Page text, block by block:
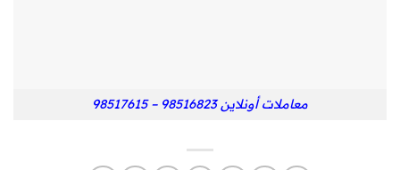
معاملات أونلاين 98516823 – 98517615